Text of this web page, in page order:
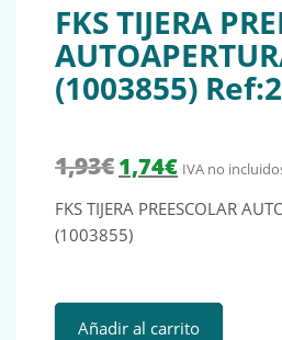
FKS TIJERA
(1003855)
1,93€ El precio original era:
1,74€El precio
IVA no
FKS TIJERA PREESCOLAR
(1003855)
FKS TIJERA PREESCOLAR
Añadir al carrito